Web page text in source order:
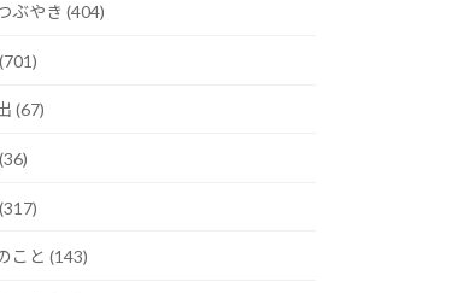
ぶやき (404)
(67)
こと (143)